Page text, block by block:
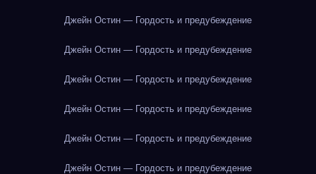
Джейн Остин — Гордость и предубеждение
Джейн Остин — Гордость и предубеждение
Джейн Остин — Гордость и предубеждение
Джейн Остин — Гордость и предубеждение
Джейн Остин — Гордость и предубеждение
Джейн Остин — Гордость и предубеждение